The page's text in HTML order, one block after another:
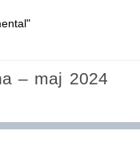
"
– maj 2024